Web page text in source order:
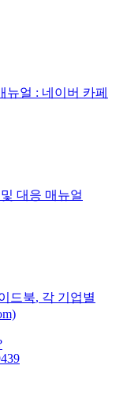
뉴얼 : 네이버 카페
대응 매뉴얼
드북, 각 기업별